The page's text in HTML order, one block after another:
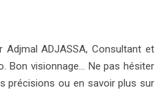
Adjmal ADJASSA, Consultant et
Bon visionnage… Ne pas hésiter
précisions ou en savoir plus sur